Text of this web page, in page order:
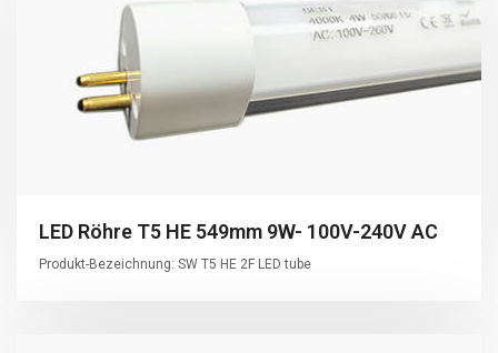
LED Röhre T5 HE 549mm 9W- 100V-240V AC
Produkt-Bezeichnung: SW T5 HE 2F LED tube